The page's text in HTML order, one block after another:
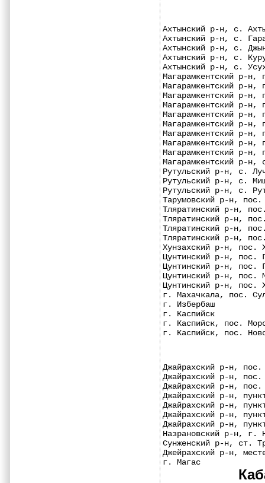
Ахтынский р-н,
Ахтынский р-н,
Ахтынский р-н,
Ахтынский р-н,
Ахтынский р-н, с.
Магарамкентский р-
Магарамкентский р-
Магарамкентский
Магарамкентский
Магарамкентский
Магарамкентский
Магарамкентский
Магарамкентский
Магарамкентский р-
Магарамкентский
Рутульский р-н,
Рутульский р-н,
Рутульский р-н,
Тарумовский р-н,
Тляратинский р-н,
Тляратинский р-н,
Тляратинский р-
Тляратинский р-н,
Хунзахский р-н,
Цунтинский р-н,
Цунтинский р-н,
Цунтинский р-н,
Цунтинский р-н,
г. Махачкала,
г. Избербаш
г. Каспийск
г. Каспийск,
г. Каспийск, пос.
Джайрахский р-н,
Джайрахский р-н,
Джайрахский р-н,
Джайрахский р-н,
Джайрахский р-н,
Джайрахский р-н,
Джайрахский р-н,
Назрановский р-
Сунженский р-н,
Джейрахский р-н,
г. Магас